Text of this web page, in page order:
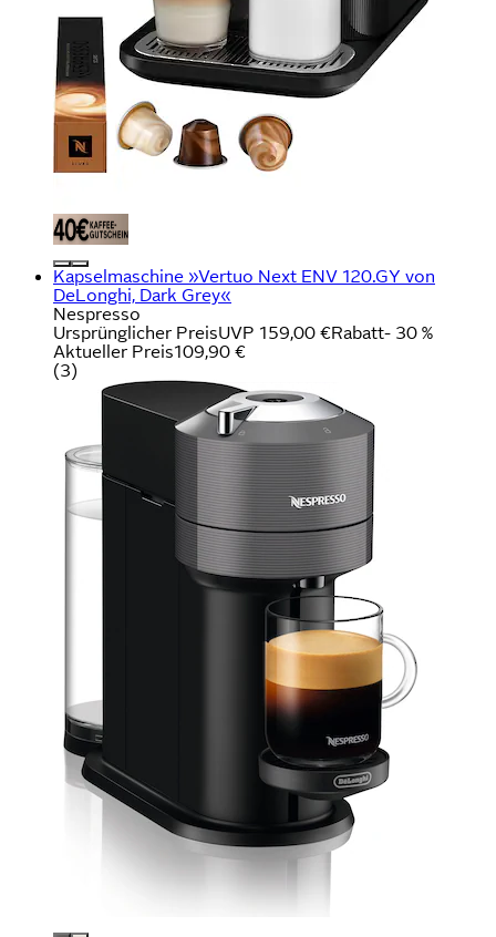
Kapselmaschine »Vertuo Next ENV 120.GY von
DeLonghi, Dark Grey«
Nespresso
Ursprünglicher PreisUVP 159,00 €Rabatt- 30 %
Aktueller Preis109,90 €
(3)